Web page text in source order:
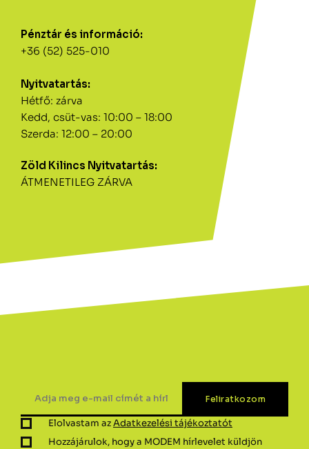
Pénztár és információ:
+36 (52) 525-010
Nyitvatartás:
Hétfő: zárva
Kedd, csüt-vas: 10:00 – 18:00
Szerda: 12:00 – 20:00
Zöld Kilincs Nyitvatartás:
ÁTMENETILEG ZÁRVA
Elolvastam azAdatkezelési tájékoztatót
Hozzájárulok, hogy a MODEM hírlevelet küldjön